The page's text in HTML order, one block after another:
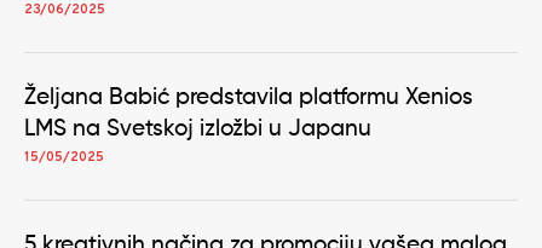
23/06/2025
Željana Babić predstavila platformu Xenios
LMS na Svetskoj izložbi u Japanu
15/05/2025